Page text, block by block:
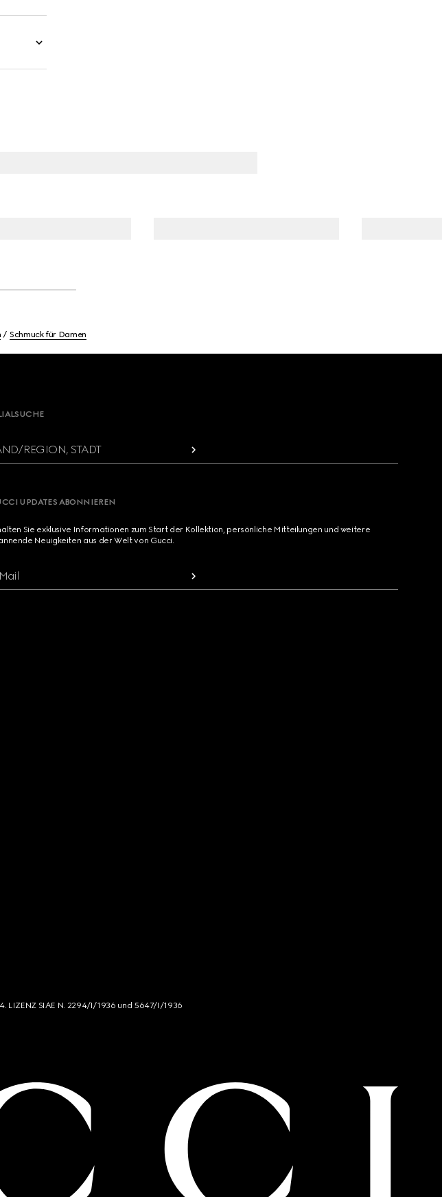
Schmuck für Damen
REGION, STADT
UPDATES ABONNIEREN
Sie exklusive Informationen zum Start der Kollektion, persönliche Mitteilungen und weitere
Neuigkeiten aus der Welt von Gucci.
LIZENZ SIAE N. 2294/I/1936 und 5647/I/1936